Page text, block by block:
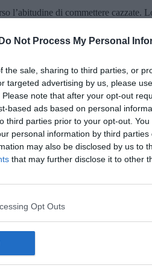
Do Not Process My Personal
the sale, sharing to third parties, or
targeted advertising by us, please
note that after your opt-out
based ads based on personal
third parties prior to your opt-out.
personal information by third parties
may also be disclosed by us to
that may further disclose it to other
Opt Outs
l’abitudine di commettere cazzate.
nelle oreficerie. Non quelle dei
una clientela di nicchia. Ha un sesto
moglie. Lo convochi nel suo ufficio,
chiamato i suoi colleghi da Catania
Maresciallo con la mente si ripensò a
precedente. Lo avvisava di
gli giunse subito dopo. Una rapina
del ferimento del gioielliere. Il
Trovò sia l’orario della telefonata sia
che non occorreva
il discorso con quel genitore
gli aveva suggerito. “Bene
Lui è nato fuori razza. Lui ha
dello Stato. Sono sicuro che il vizio
Il sistema catanese non perdona e
in galera tanta gente.” Il padre
seduto a riflettere sul difficile
sono stato un ottimo genitore”.
degli ottimi genitori, ma solo genitori,
nuovo caso. La rapina alla gioielleria